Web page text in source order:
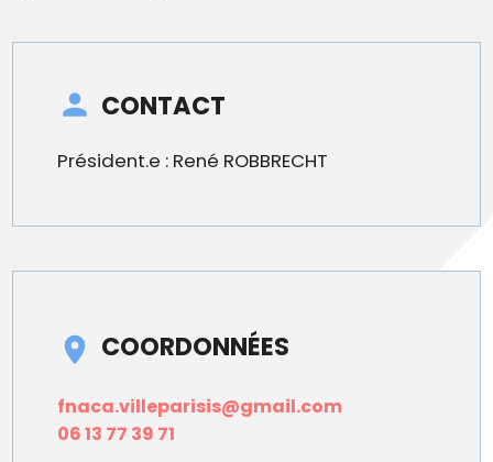
CONTACT
Président.e : René ROBBRECHT
COORDONNÉES
fnaca.villeparisis@gmail.com
06 13 77 39 71